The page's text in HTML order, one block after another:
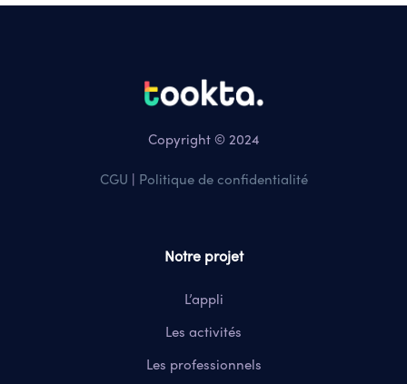
Copyright © 2024
CGU | Politique de confidentialité
Notre projet
L’appli
Les activités
Les professionnels